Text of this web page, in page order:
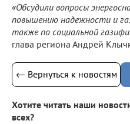
«Обсудили вопросы
повышению надежности и
также по социальной
глава региона Андрей
← Вернуться к новостям
Хотите читать наши
всех?